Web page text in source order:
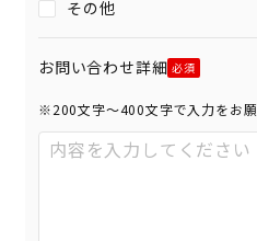
その他
お問い合わせ詳細
※200文字〜400文字で入力をお願